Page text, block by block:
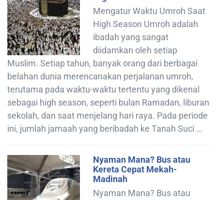
Mengatur Waktu Umroh Saat
High Season Umroh adalah
ibadah yang sangat
diidamkan oleh setiap
Muslim. Setiap tahun, banyak orang dari berbagai
belahan dunia merencanakan perjalanan umroh,
terutama pada waktu-waktu tertentu yang dikenal
sebagai high season, seperti bulan Ramadan, liburan
sekolah, dan saat menjelang hari raya. Pada periode
ini, jumlah jamaah yang beribadah ke Tanah Suci …
Nyaman Mana? Bus atau
Kereta Cepat Mekah-
Madinah
Nyaman Mana? Bus atau